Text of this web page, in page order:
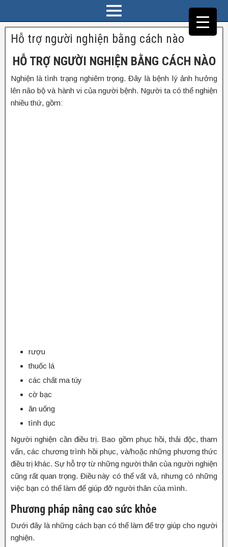
Hỗ trợ người nghiện bằng cách nào
HỖ TRỢ NGƯỜI NGHIỆN BẰNG CÁCH NÀO
Nghiện là tình trạng nghiêm trọng. Đây là bệnh lý ảnh hưởng
lên não bộ và hành vi của người bệnh. Người ta có thể nghiện
nhiều thứ, gồm:
rượu
thuốc lá
các chất ma túy
cờ bạc
ăn uống
tình dục
Người nghiện cần điều trị. Bao gồm phục hồi, thải độc, tham
vấn, các chương trình hồi phục, và/hoặc những phương thức
điều trị khác. Sự hỗ trợ từ những người thân của người nghiện
cũng rất quan trọng. Điều này có thể vất vả, nhưng có những
việc bạn có thể làm để giúp đỡ người thân của mình.
Phương pháp nâng cao sức khỏe
Dưới đây là những cách bạn có thể làm để trợ giúp cho người
nghiện.